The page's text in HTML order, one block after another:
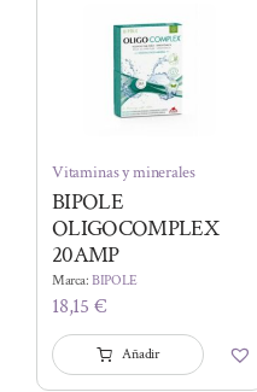
Vitaminas y minerales
BIPOLE
OLIGOCOMPLEX
20AMP
Marca:BIPOLE
18,15 €
Añadir